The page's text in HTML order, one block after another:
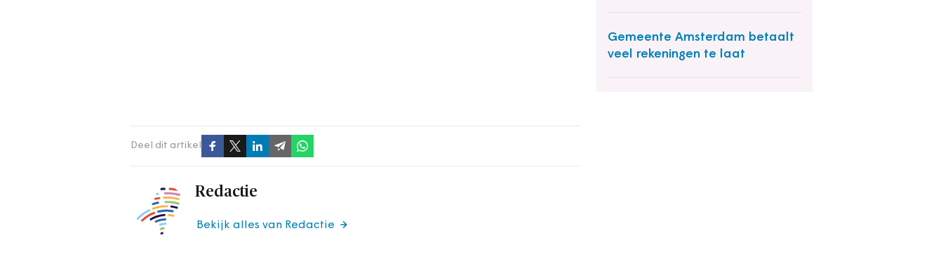
Gemeente Amsterdam betaalt
veel rekeningen te laat
Deel dit artikel
Redactie
Bekijk alles van Redactie